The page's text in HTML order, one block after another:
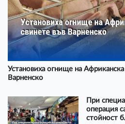
Установиха огнище на
Варненско
При
операция
стойност